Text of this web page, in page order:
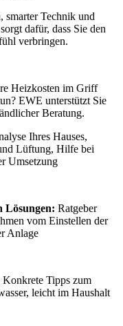
smarter Technik und
dafür, dass Sie den
verbringen.
Heizkosten im Griff
EWE unterstützt Sie
Beratung.
Ihres Hauses,
Lüftung, Hilfe bei
Umsetzung
Lösungen: Ratgeber
vom Einstellen der
Anlage
Konkrete Tipps zum
leicht im Haushalt